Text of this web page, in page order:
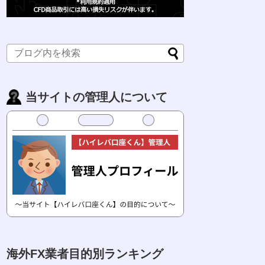
当サイトの管理人について
海外FX業者目的別ランキング